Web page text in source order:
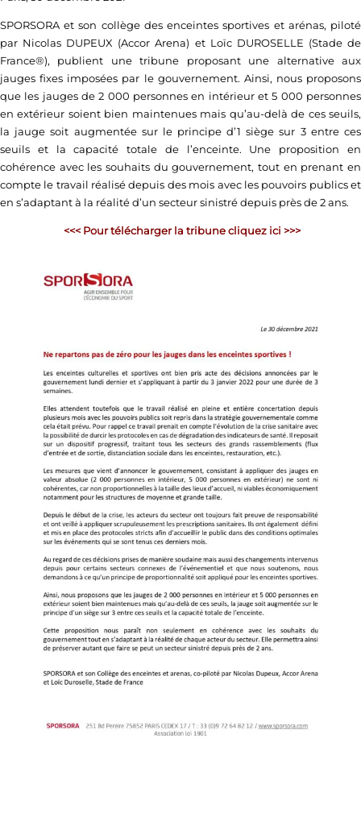
SPORSORA et son collège des enceintes sportives et arénas, piloté
par Nicolas DUPEUX (Accor Arena) et Loïc DUROSELLE (Stade de
France®), publient une tribune proposant une alternative aux
jauges fixes imposées par le gouvernement. Ainsi, nous proposons
que les jauges de 2 000 personnes en intérieur et 5 000 personnes
en extérieur soient bien maintenues mais qu’au-delà de ces seuils,
la jauge soit augmentée sur le principe d’1 siège sur 3 entre ces
seuils et la capacité totale de l’enceinte. Une proposition en
cohérence avec les souhaits du gouvernement, tout en prenant en
compte le travail réalisé depuis des mois avec les pouvoirs publics et
en s’adaptant à la réalité d’un secteur sinistré depuis près de 2 ans.
<<< Pour télécharger la tribune cliquez ici >>>